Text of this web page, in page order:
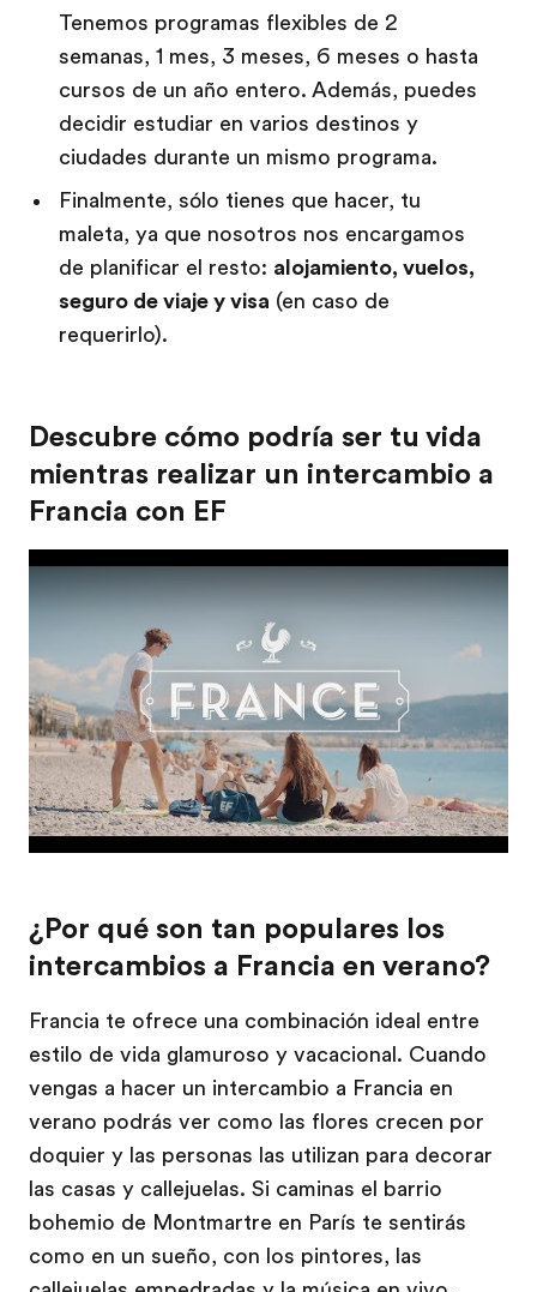
Tenemos programas flexibles de 2
semanas, 1 mes, 3 meses, 6 meses o hasta
cursos de un año entero. Además, puedes
decidir estudiar en varios destinos y
ciudades durante un mismo programa.
Finalmente, sólo tienes que hacer, tu
maleta, ya que nosotros nos encargamos
de planificar el resto: alojamiento, vuelos,
seguro de viaje y visa (en caso de
requerirlo).
Descubre cómo podría ser tu vida
mientras realizar un intercambio a
Francia con EF
Play
¿Por qué son tan populares los
intercambios a Francia en verano?
Francia te ofrece una combinación ideal entre
estilo de vida glamuroso y vacacional. Cuando
vengas a hacer un intercambio a Francia en
verano podrás ver como las flores crecen por
doquier y las personas las utilizan para decorar
las casas y callejuelas. Si caminas el barrio
bohemio de Montmartre en París te sentirás
como en un sueño, con los pintores, las